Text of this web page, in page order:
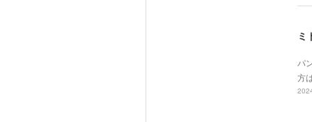
ミ
パ
方